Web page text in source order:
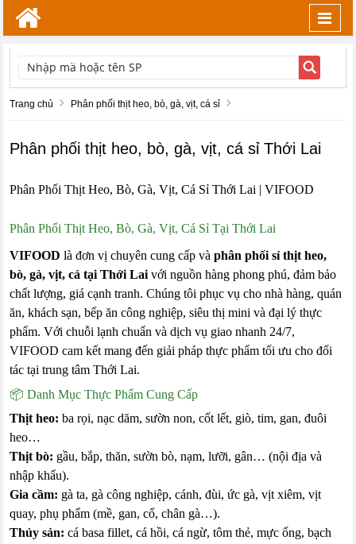
TÌM KIẾM
Trang chủ Phân phối thịt heo, bò, gà, vịt, cá sỉ
Phân phối thịt heo, bò, gà, vịt, cá sỉ Thới Lai
Phân Phối Thịt Heo, Bò, Gà, Vịt, Cá Sỉ Thới Lai | VIFOOD
Phân Phối Thịt Heo, Bò, Gà, Vịt, Cá Sỉ Tại Thới Lai
VIFOOD là đơn vị chuyên cung cấp vàphân phối sỉ thịt heo,
bò, gà, vịt, cá tại Thới Lai với nguồn hàng phong phú, đảm bảo
chất lượng, giá cạnh tranh. Chúng tôi phục vụ cho nhà hàng, quán
ăn, khách sạn, bếp ăn công nghiệp, siêu thị mini và đại lý thực
phẩm. Với chuỗi lạnh chuẩn và dịch vụ giao nhanh 24/7,
VIFOOD cam kết mang đến giải pháp thực phẩm tối ưu cho đối
tác tại trung tâm Thới Lai.
📦 Danh Mục Thực Phẩm Cung Cấp
Thịt heo: ba rọi, nạc dăm, sườn non, cốt lết, giò, tim, gan, đuôi
heo…
Thịt bò: gầu, bắp, thăn, sườn bò, nạm, lưỡi, gân… (nội địa và
nhập khẩu).
Gia cầm: gà ta, gà công nghiệp, cánh, đùi, ức gà, vịt xiêm, vịt
quay, phụ phẩm (mề, gan, cổ, chân gà…).
Thủy sản: cá basa fillet, cá hồi, cá ngừ, tôm thẻ, mực ống, bạch